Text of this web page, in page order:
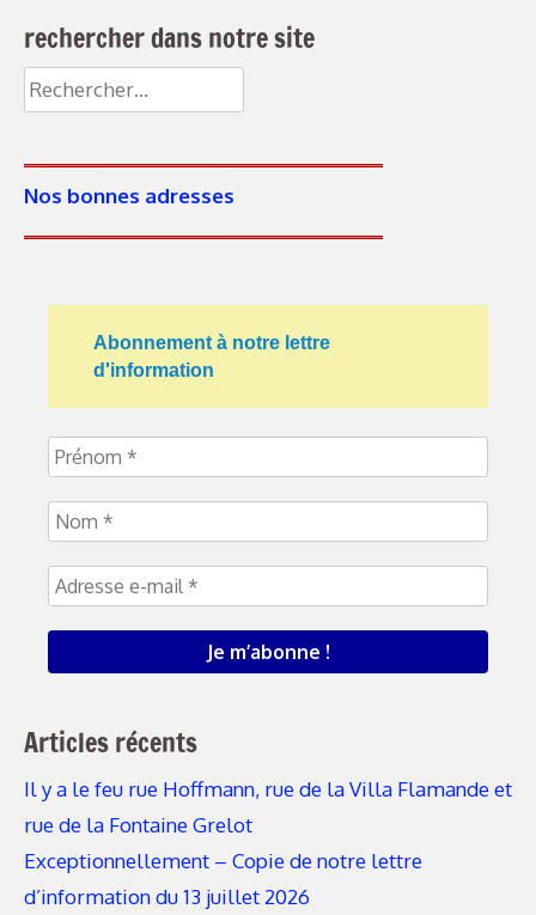
rechercher dans notre site
Rechercher :
Nos bonnes adresses
Abonnement à notre lettre
d'information
Articles récents
Il y a le feu rue Hoffmann, rue de la Villa Flamande et
rue de la Fontaine Grelot
Exceptionnellement – Copie de notre lettre
d’information du 13 juillet 2026